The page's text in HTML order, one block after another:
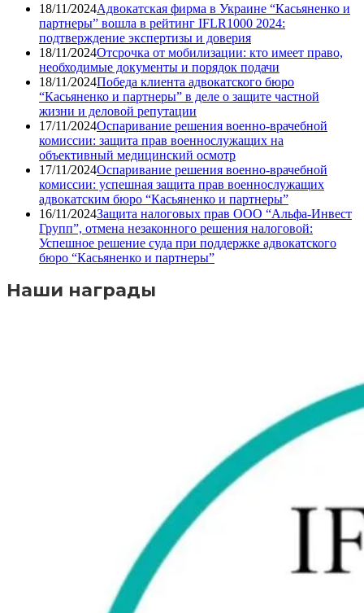
18/11/2024Адвокатская фирма в Украине “Касьяненко и
партнеры” вошла в рейтинг IFLR1000 2024:
подтверждение экспертизы и доверия
18/11/2024Отсрочка от мобилизации: кто имеет право,
необходимые документы и порядок подачи
18/11/2024Победа клиента адвокатского бюро
“Касьяненко и партнеры” в деле о защите частной
жизни и деловой репутации
17/11/2024Оспаривание решения военно-врачебной
комиссии: защита прав военнослужащих на
объективный медицинский осмотр
17/11/2024Оспаривание решения военно-врачебной
комиссии: успешная защита прав военнослужащих
адвокатским бюро “Касьяненко и партнеры”
16/11/2024Защита налоговых прав ООО “Альфа-Инвест
Групп”, отмена незаконного решения налоговой:
Успешное решение суда при поддержке адвокатского
бюро “Касьяненко и партнеры”
Наши награды